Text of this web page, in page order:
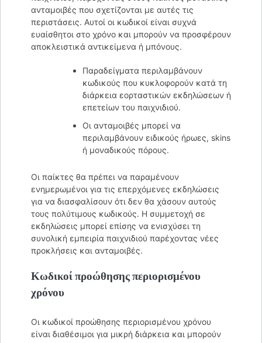
ανταμοιβές που σχετίζονται με αυτές τις
περιστάσεις. Αυτοί οι κωδικοί είναι συχνά
ευαίσθητοι στο χρόνο και μπορούν να προσφέρουν
αποκλειστικά αντικείμενα ή μπόνους.
Παραδείγματα περιλαμβάνουν
κωδικούς που κυκλοφορούν κατά τη
διάρκεια εορταστικών εκδηλώσεων ή
επετείων του παιχνιδιού.
Οι ανταμοιβές μπορεί να
περιλαμβάνουν ειδικούς ήρωες, skins
ή μοναδικούς πόρους.
Οι παίκτες θα πρέπει να παραμένουν
ενημερωμένοι για τις επερχόμενες εκδηλώσεις
για να διασφαλίσουν ότι δεν θα χάσουν αυτούς
τους πολύτιμους κωδικούς. Η συμμετοχή σε
εκδηλώσεις μπορεί επίσης να ενισχύσει τη
συνολική εμπειρία παιχνιδιού παρέχοντας νέες
προκλήσεις και ανταμοιβές.
Κωδικοί προώθησης περιορισμένου
χρόνου
Οι κωδικοί προώθησης περιορισμένου χρόνου
είναι διαθέσιμοι για μικρή διάρκεια και μπορούν